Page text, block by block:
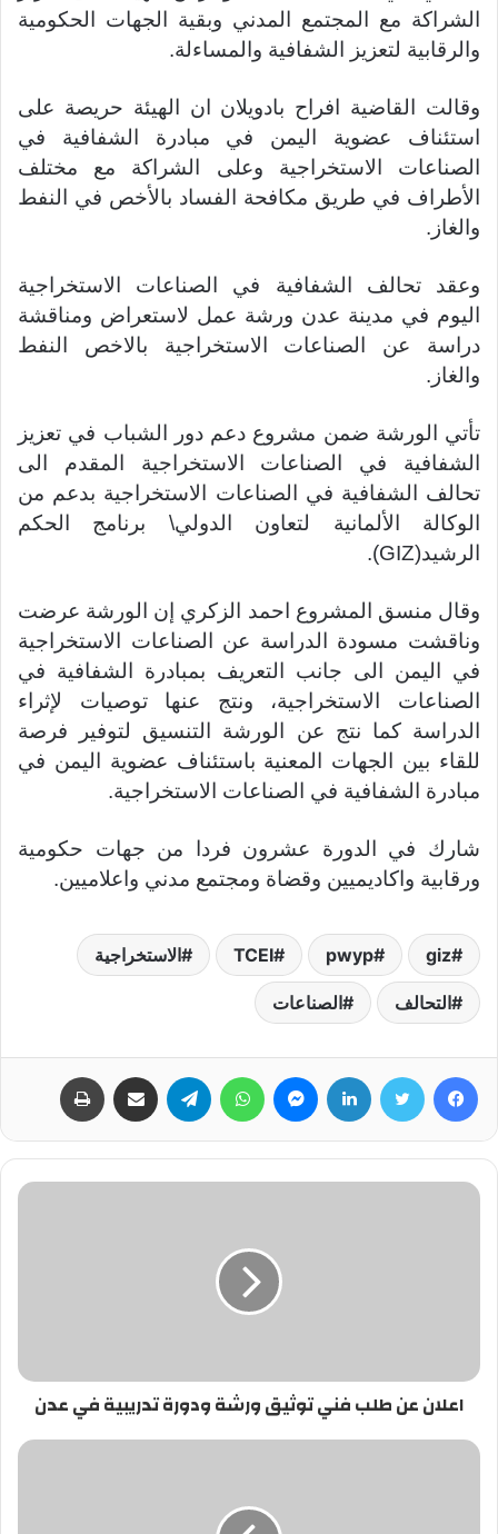
الشراكة مع المجتمع المدني وبقية الجهات الحكومية
والرقابية لتعزيز الشفافية والمساءلة.
وقالت القاضية افراح بادويلان ان الهيئة حريصة على
استئناف عضوية اليمن في مبادرة الشفافية في
الصناعات الاستخراجية وعلى الشراكة مع مختلف
الأطراف في طريق مكافحة الفساد بالأخص في النفط
والغاز.
وعقد تحالف الشفافية في الصناعات الاستخراجية
اليوم في مدينة عدن ورشة عمل لاستعراض ومناقشة
دراسة عن الصناعات الاستخراجية بالاخص النفط
والغاز.
تأتي الورشة ضمن مشروع دعم دور الشباب في تعزيز
الشفافية في الصناعات الاستخراجية المقدم الى
تحالف الشفافية في الصناعات الاستخراجية بدعم من
الوكالة الألمانية لتعاون الدولي\ برنامج الحكم
الرشيد(GIZ).
وقال منسق المشروع احمد الزكري إن الورشة عرضت
وناقشت مسودة الدراسة عن الصناعات الاستخراجية
في اليمن الى جانب التعريف بمبادرة الشفافية في
الصناعات الاستخراجية، ونتج عنها توصيات لإثراء
الدراسة كما نتج عن الورشة التنسيق لتوفير فرصة
للقاء بين الجهات المعنية باستئناف عضوية اليمن في
مبادرة الشفافية في الصناعات الاستخراجية.
شارك في الدورة عشرون فردا من جهات حكومية
ورقابية واكاديميين وقضاة ومجتمع مدني واعلاميين.
giz
pwyp
TCEI الاستخراجية
التحالف الصناعات
اعلان عن طلب فني توثيق ورشة ودورة تدريبية في عدن